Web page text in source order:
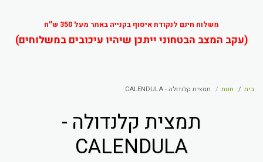
משלוח חינם לנקודת איסוף בקנייה באתר מעל 350 ש''ח
(עקב המצב הבטחוני ייתכן שיהיו עיכובים במשלוחים)
בית חנות תמצית קלנדולה - CALENDULA
תמצית קלנדולה -
CALENDULA